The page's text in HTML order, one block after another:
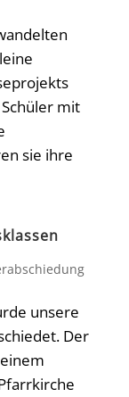
mit
sie ihre
unsere
Der